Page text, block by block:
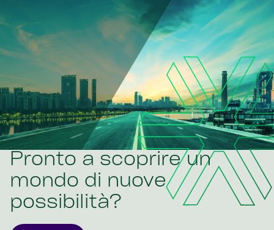
Pronto a scoprire un
mondo di nuove
possibilità?